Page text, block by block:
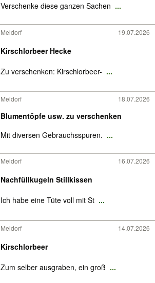
Verschenke diese ganzen Sachen ...
Meldorf 19.07.2026
Kirschlorbeer Hecke
Zu verschenken: Kirschlorbeer- ...
Meldorf 18.07.2026
Blumentöpfe usw. zu verschenken
Mit diversen Gebrauchsspuren. ...
Meldorf 16.07.2026
Nachfüllkugeln Stillkissen
Ich habe eine Tüte voll mit St ...
Meldorf 14.07.2026
Kirschlorbeer
Zum selber ausgraben, ein groß ...